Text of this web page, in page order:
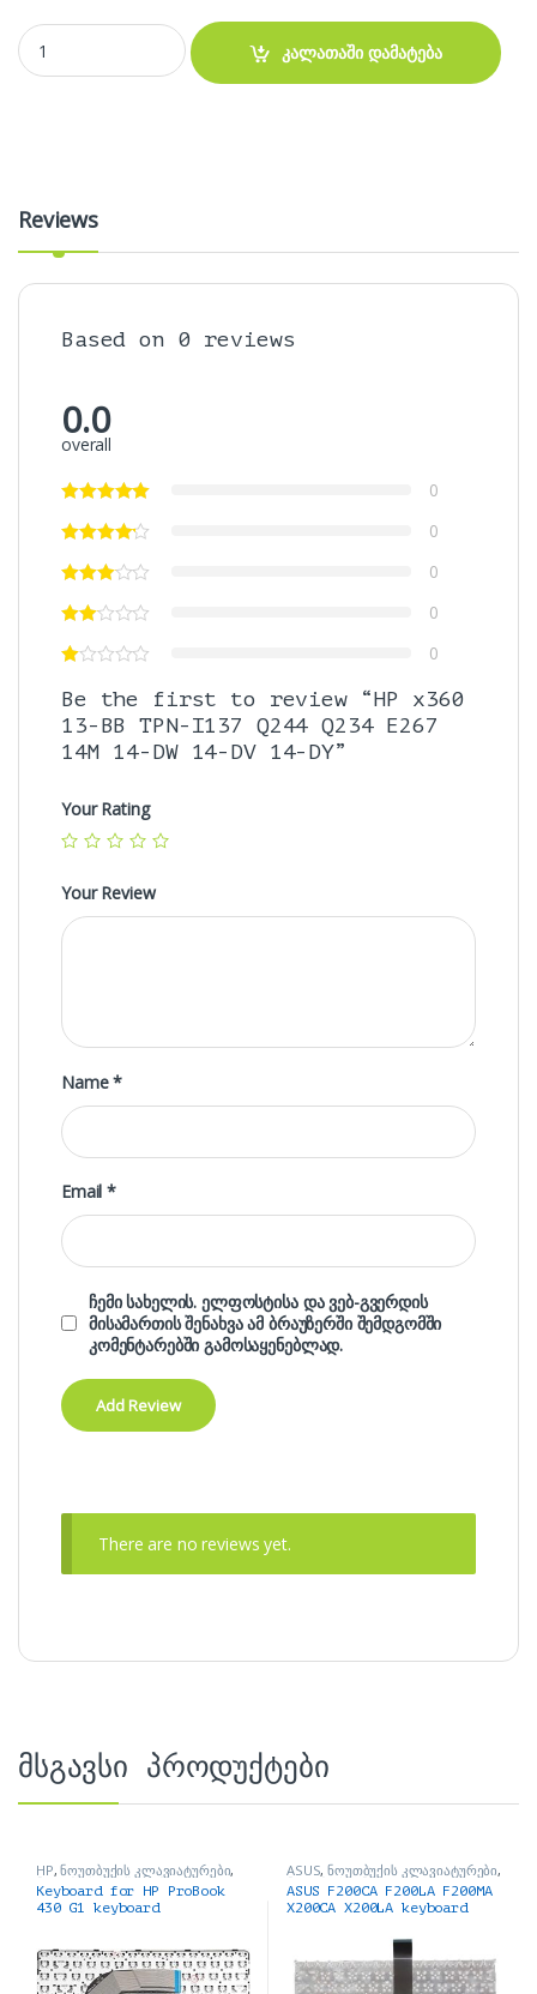
HP x360 13-BB TPN-I137 Q244 Q234 E267 14M 14-DW 14-DV 14-
კალათაში დამატება
Reviews
Based on 0 reviews
0.0
overall
0
0
0
0
0
Be the first to review “HP x360
13-BB TPN-I137 Q244 Q234 E267
14M 14-DW 14-DV 14-DY”
Your Rating
Your Review
Name*
Email*
ჩემი სახელის. ელფოსტისა და ვებ-გვერდის
მისამართის შენახვა ამ ბრაუზერში შემდგომში
კომენტარებში გამოსაყენებლად.
There are no reviews yet.
მსგავსი პროდუქტები
HP,ნოუთბუქის კლავიატურები,
ნოუთბუქის ნაწილები და
აქსესუარები
Keyboard for HP ProBook
430 G1 keyboard
ASUS,ნოუთბუქის კლავიატურები,
ნოუთბუქის ნაწილები და
აქსესუარები
ASUS F200CA F200LA F200MA
X200CA X200LA keyboard